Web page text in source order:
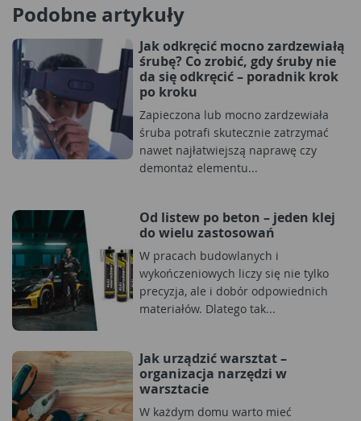
Podobne artykuły
Jak odkręcić mocno zardzewiałą
śrubę? Co zrobić, gdy śruby nie
da się odkręcić – poradnik krok
po kroku
Zapieczona lub mocno zardzewiała
śruba potrafi skutecznie zatrzymać
nawet najłatwiejszą naprawę czy
demontaż elementu...
Od listew po beton – jeden klej
do wielu zastosowań
W pracach budowlanych i
wykończeniowych liczy się nie tylko
precyzja, ale i dobór odpowiednich
materiałów. Dlatego tak...
Jak urządzić warsztat –
organizacja narzędzi w
warsztacie
W każdym domu warto mieć